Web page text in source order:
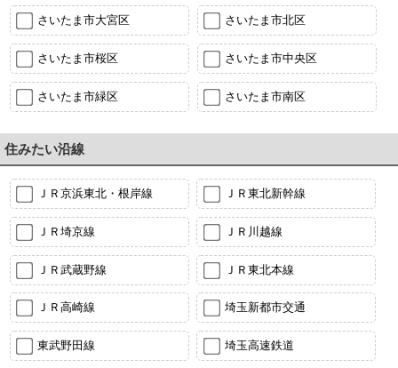
さいたま市大宮区 さいたま市北区
さいたま市桜区 さいたま市中央区
さいたま市緑区 さいたま市南区
住みたい沿線
ＪＲ京浜東北・根岸線 ＪＲ東北新幹線
ＪＲ埼京線 ＪＲ川越線
ＪＲ武蔵野線 ＪＲ東北本線
ＪＲ高崎線 埼玉新都市交通
東武野田線 埼玉高速鉄道